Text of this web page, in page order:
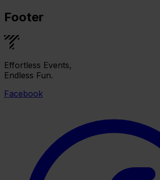
Footer
Effortless Events,
Endless Fun.
Facebook